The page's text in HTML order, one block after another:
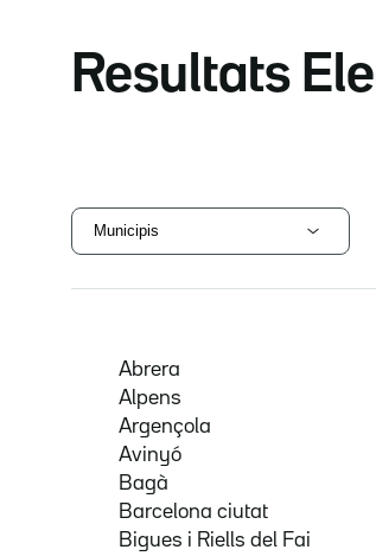
Resultats
Municipis
Abrera
Alpens
Argençola
Avinyó
Bagà
Barcelona ciutat
Bigues i Riells del Fai